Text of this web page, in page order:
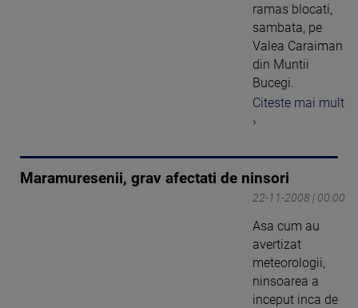
ramas blocati,
sambata, pe
Valea Caraiman
din Muntii
Bucegi.
Citeste mai mult
›
Maramuresenii, grav afectati de ninsori
22-11-2008 | 00:00
Asa cum au
avertizat
meteorologii,
ninsoarea a
inceput inca de